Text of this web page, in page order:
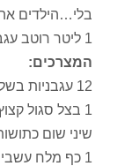
בלי…הילדים
1 ליטר רוטב עגבניות ביתי :
המצרכים:
12 עגבניות בשלות קצוצות
1 בצל סגול קצוץ דק
שיני שום
1 כף מלח עשבים